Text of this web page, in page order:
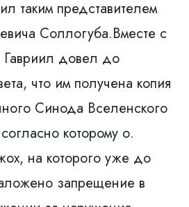
таким представителем
Соллогуба.Вместе с
довел до
что им получена копия
Синода Вселенского
которому о.
на которого уже до
запрещение в